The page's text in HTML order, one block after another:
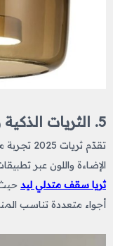
5. الثريات الذكية والتحكم عن بُعد
تقدّم
الإضاءة واللون عبر
ثريا سقف متدلي ليد
أجواء متعددة تناسب